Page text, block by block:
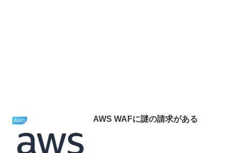
AWS AWS WAFに謎の請求がある